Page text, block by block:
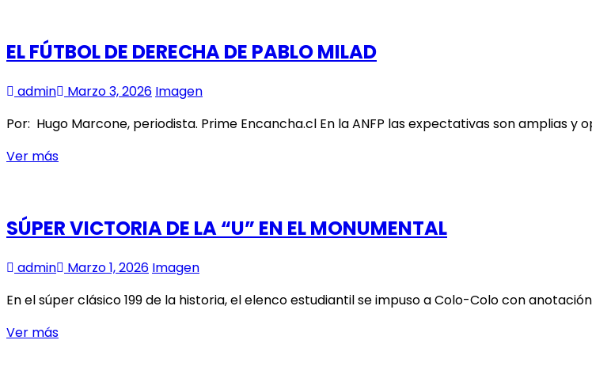
EL FÚTBOL DE DERECHA DE PABLO MILAD
admin Marzo 3, 2026 Imagen
Por: Hugo Marcone, periodista. Prime Encancha.cl En la ANFP las expectativas son amplias
Ver másEL
DE
MILAD
SÚPER VICTORIA DE LA “U” EN EL MONUMENTAL
admin Marzo 1, 2026 Imagen
En el súper clásico 199 de la historia, el elenco estudiantil se impuso a Colo-Colo con
Ver másSÚPER